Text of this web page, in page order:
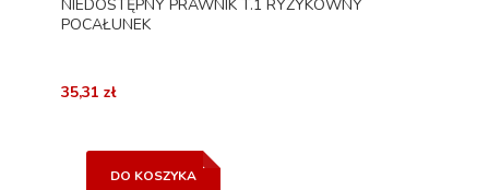
NIEDOSTĘPNY PRAWNIK T.1 RYZYKOWNY
POCAŁUNEK
35,31 zł
DO KOSZYKA